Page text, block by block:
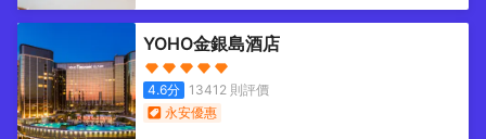
YOHO金銀島酒店
4.6分 13412 則評價
永安優惠